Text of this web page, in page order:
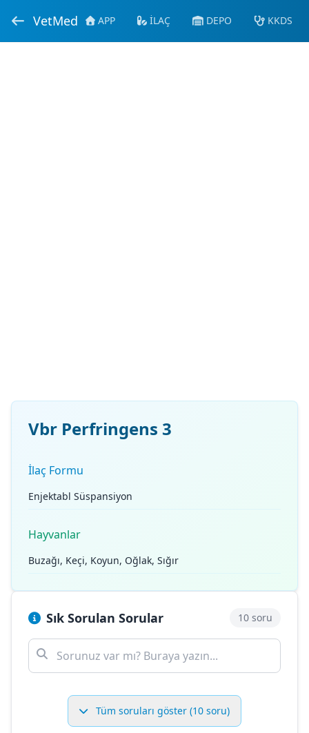
VetMed APP İLAÇ DEPO KKDS
Vbr Perfringens 3
İlaç Formu
Enjektabl Süspansiyon
Hayvanlar
Buzağı, Keçi, Koyun, Oğlak, Sığır
Sık Sorulan Sorular 10 soru
Tüm soruları göster (10 soru)